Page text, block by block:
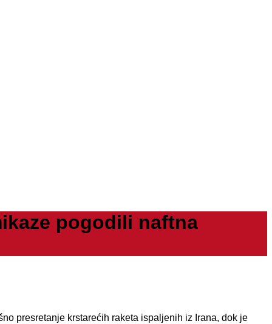
pogodili naftna
presretanje krstarećih raketa ispaljenih iz Irana, dok je